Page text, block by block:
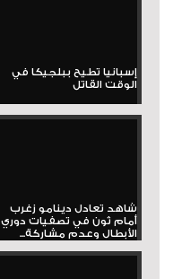
إسبانيا تطيح ببلجيكا في
الوقت القاتل
شاهد تعادل دينامو زغرب
أمام ثون في تصفيات دوري
الأبطال وعدم مشاركة...